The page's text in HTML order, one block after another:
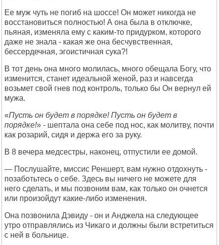
Ее муж чуть не погиб на шоссе! Он может никогда не
восстановиться полностью! А она была в отключке,
пьяная, изменяла ему с каким-то придурком, которого
даже не знала - какая же она бесчувственная,
бессердечная, эгоистичная сука?!
В тот день она много молилась, много обещала Богу, что
изменится, станет идеальной женой, раз и навсегда
возьмет свой гнев под контроль, только бы Он вернул ей
мужа.
«Пусть он будет в порядке! Пусть он будет в
порядке!» - шептала она себе под нос, как молитву, почти
как розарий, сидя и держа его за руку.
В 8 вечера медсестры, наконец, отпустили ее домой.
— Послушайте, миссис Реншерт, вам нужно отдохнуть -
позаботьтесь о себе. Здесь вы ничего не можете для
него сделать, и мы позвоним вам, как только он очнется
или произойдут какие-либо изменения.
Она позвонила Дэвиду - он и Анджела на следующее
утро отправлялись из Чикаго и должны были встретиться
с ней в больнице.